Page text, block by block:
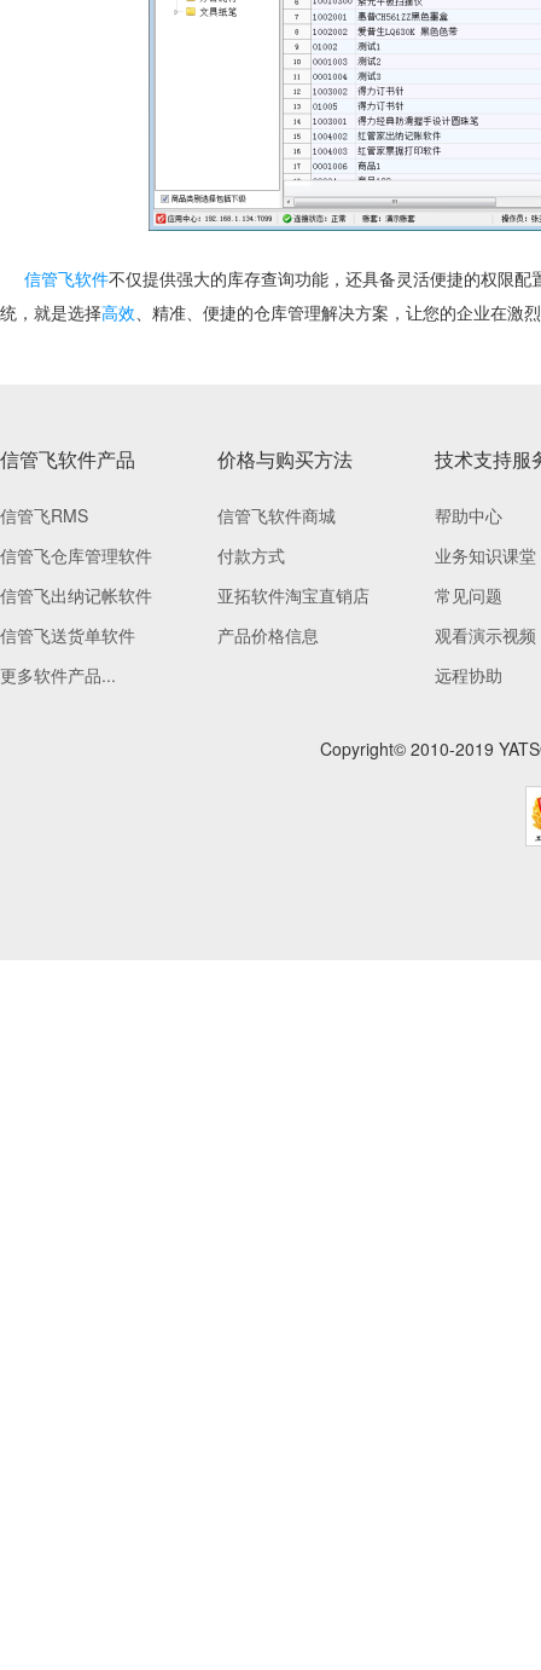
信管飞软件不仅提供强大的库存查询功能，还具备灵活便捷的权限
统，就是选择高效、精准、便捷的仓库管理解决方案，让您的企业在激
信管飞软件产品
信管飞RMS
信管飞仓库管理软件
信管飞出纳记帐软件
信管飞送货单软件
更多软件产品...
价格与购买方法
信管飞软件商城
付款方式
亚拓软件淘宝直销店
产品价格信息
技术支持服
帮助中心
业务知识课堂
常见问题
观看演示视频
远程协助
Copyright© 2010-2019